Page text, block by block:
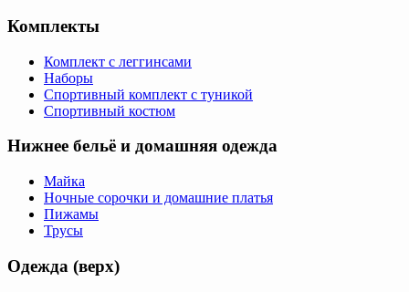
Комплекты
Комплект с леггинсами
Наборы
Спортивный комплект с туникой
Спортивный костюм
Нижнее бельё и домашняя одежда
Майка
Ночные сорочки и домашние платья
Пижамы
Трусы
Одежда (верх)